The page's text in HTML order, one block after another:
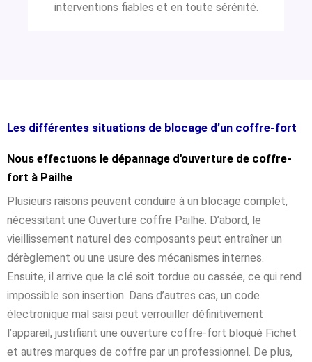
interventions fiables et en toute sérénité.
Les différentes situations de blocage d’un coffre-fort
Nous effectuons le dépannage d'ouverture de coffre-
fort à Pailhe
Plusieurs raisons peuvent conduire à un blocage complet,
nécessitant une Ouverture coffre Pailhe. D’abord, le
vieillissement naturel des composants peut entraîner un
dérèglement ou une usure des mécanismes internes.
Ensuite, il arrive que la clé soit tordue ou cassée, ce qui rend
impossible son insertion. Dans d’autres cas, un code
électronique mal saisi peut verrouiller définitivement
l’appareil, justifiant une ouverture coffre-fort bloqué Fichet
et autres marques de coffre par un professionnel. De plus,